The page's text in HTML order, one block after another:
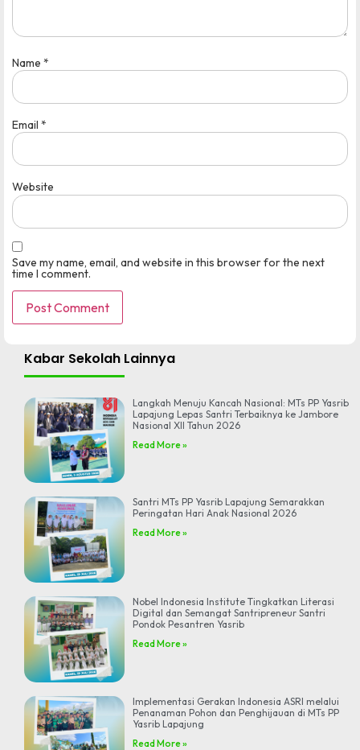
Name *
Email *
Website
Save my name, email, and website in this browser for the next
time I comment.
Kabar Sekolah Lainnya
Langkah Menuju Kancah Nasional: MTs PP Yasrib
Lapajung Lepas Santri Terbaiknya ke Jambore
Nasional XII Tahun 2026
Read More »
Santri MTs PP Yasrib Lapajung Semarakkan
Peringatan Hari Anak Nasional 2026
Read More »
Nobel Indonesia Institute Tingkatkan Literasi
Digital dan Semangat Santripreneur Santri
Pondok Pesantren Yasrib
Read More »
Implementasi Gerakan Indonesia ASRI melalui
Penanaman Pohon dan Penghijauan di MTs PP
Yasrib Lapajung
Read More »